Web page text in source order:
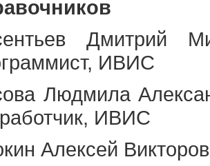
Дмитрий
ИВИС
Людмила
ИВИС
Алексей